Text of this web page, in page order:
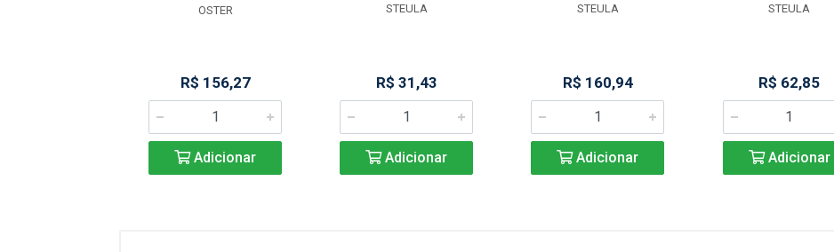
OSTER
R$ 156,27
Adicionar
STEULA
R$ 31,43
Adicionar
STEULA
R$ 160,94
Adicionar
STEULA
R$ 62,85
Adicionar